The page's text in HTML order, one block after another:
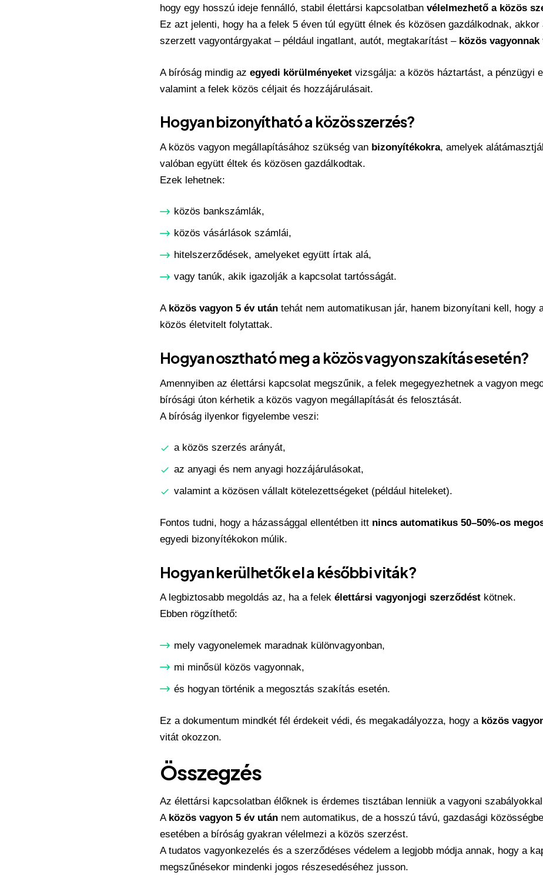
hogy egy hosszú ideje fennálló, stabil élettársi kapcsolatban vélelmezhető a közös
Ez azt jelenti, hogy ha a felek 5 éven túl együtt élnek és közösen gazdálkodnak,
szerzett vagyontárgyakat – például ingatlant, autót, megtakarítást – közös vagyonnak
A bíróság mindig az egyedi körülményeket vizsgálja: a közös háztartást, a pénzügyi
valamint a felek közös céljait és hozzájárulásait.
Hogyan bizonyítható a közös szerzés?
A közös vagyon megállapításához szükség van bizonyítékokra, amelyek
valóban együtt éltek és közösen gazdálkodtak.
Ezek lehetnek:
közös bankszámlák,
közös vásárlások számlái,
hitelszerződések, amelyeket együtt írtak alá,
vagy tanúk, akik igazolják a kapcsolat tartósságát.
A közös vagyon 5 év után tehát nem automatikusan jár, hanem bizonyítani kell, hogy
közös életvitelt folytattak.
Hogyan osztható meg a közös vagyon szakítás esetén?
Amennyiben az élettársi kapcsolat megszűnik, a felek megegyezhetnek a vagyon
bírósági úton kérhetik a közös vagyon megállapítását és felosztását.
A bíróság ilyenkor figyelembe veszi:
a közös szerzés arányát,
az anyagi és nem anyagi hozzájárulásokat,
valamint a közösen vállalt kötelezettségeket (például hiteleket).
Fontos tudni, hogy a házassággal ellentétben itt nincs automatikus 50–50%-os
egyedi bizonyítékokon múlik.
Hogyan kerülhetők el a későbbi viták?
A legbiztosabb megoldás az, ha a felek élettársi vagyonjogi szerződést kötnek.
Ebben rögzíthető:
mely vagyonelemek maradnak különvagyonban,
mi minősül közös vagyonnak,
és hogyan történik a megosztás szakítás esetén.
Ez a dokumentum mindkét fél érdekeit védi, és megakadályozza, hogy a közös
vitát okozzon.
Összegzés
Az élettársi kapcsolatban élőknek is érdemes tisztában lenniük a vagyoni
A közös vagyon 5 év után nem automatikus, de a hosszú távú, gazdasági
esetében a bíróság gyakran vélelmezi a közös szerzést.
A tudatos vagyonkezelés és a szerződéses védelem a legjobb módja annak, hogy a
megszűnésekor mindenki jogos részesedéséhez jusson.